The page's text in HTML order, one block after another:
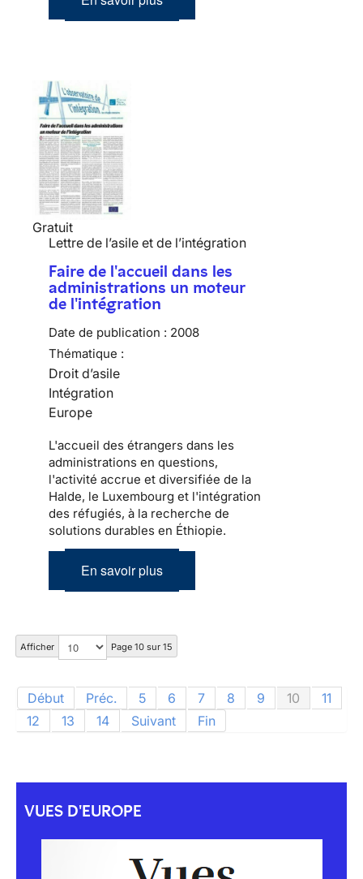
Gratuit
Lettre de l’asile et de l’intégration
Faire de l'accueil dans les
administrations un moteur
de l'intégration
Date de publication : 2008
Thématique :
Droit d’asile
Intégration
Europe
L'accueil des étrangers dans les
administrations en questions,
l'activité accrue et diversifiée de la
Halde, le Luxembourg et l'intégration
des réfugiés, à la recherche de
solutions durables en Éthiopie.
En savoir plus
Afficher Page 10 sur 15
Début Préc. 5 6 7 8 9 10
11
12
13 14 Suivant Fin
VUES D'EUROPE